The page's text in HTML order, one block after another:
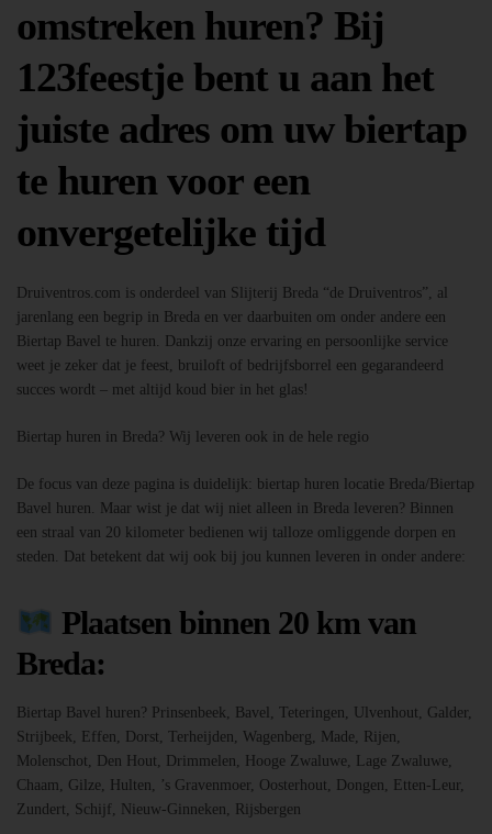
omstreken huren? Bij
123feestje bent u aan het
juiste adres om uw biertap
te huren voor een
onvergetelijke tijd
Druiventros.com is onderdeel van Slijterij Breda “de Druiventros”, al
jarenlang een begrip in Breda en ver daarbuiten om onder andere een
Biertap Bavel te huren. Dankzij onze ervaring en persoonlijke service
weet je zeker dat je feest, bruiloft of bedrijfsborrel een gegarandeerd
succes wordt – met altijd koud bier in het glas!
Biertap huren in Breda? Wij leveren ook in de hele regio
De focus van deze pagina is duidelijk: biertap huren locatie Breda/Biertap
Bavel huren. Maar wist je dat wij niet alleen in Breda leveren? Binnen
een straal van 20 kilometer bedienen wij talloze omliggende dorpen en
steden. Dat betekent dat wij ook bij jou kunnen leveren in onder andere:
Plaatsen binnen 20 km van
Breda:
Biertap Bavel huren? Prinsenbeek, Bavel, Teteringen, Ulvenhout, Galder,
Strijbeek, Effen, Dorst, Terheijden, Wagenberg, Made, Rijen,
Molenschot, Den Hout, Drimmelen, Hooge Zwaluwe, Lage Zwaluwe,
Chaam, Gilze, Hulten, ’s Gravenmoer, Oosterhout, Dongen, Etten-Leur,
Zundert, Schijf, Nieuw-Ginneken, Rijsbergen